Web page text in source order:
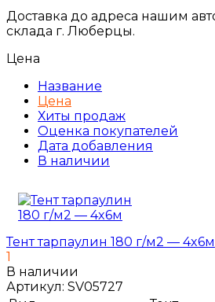
Доставка до адреса нашим
склада г. Люберцы.
Цена
Название
Цена
Хиты продаж
Оценка покупателей
Дата добавления
В наличии
Тент тарпаулин 180 г/м2 — 4x6м
1
В наличии
Артикул: SV05727